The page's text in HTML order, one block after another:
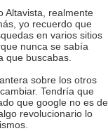
Altavista, realmente
yo recuerdo que
en varios sitios
nunca se sabía
que buscabas.
sobre los otros
Tendría que
que google no es de
revolucionario lo